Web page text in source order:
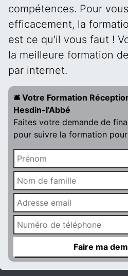
compétences. Pour
efficacement, la
est ce qu'il vous faut !
la meilleure formation
par internet.
🛎️ Votre Formation
Hesdin-l'Abbé
Faites votre demande de
pour suivre la formation